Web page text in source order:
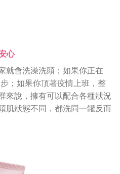
心
就會洗澡洗頭；如果你正在
；如果你頂著疫情上班，整
說，擁有可以配合各種狀況
肌狀態不同，都洗同一罐反而